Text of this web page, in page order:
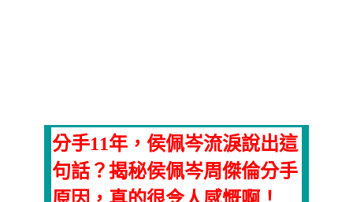
分手11年，侯佩岑流淚說出這
句話？揭秘侯佩岑周傑倫分手